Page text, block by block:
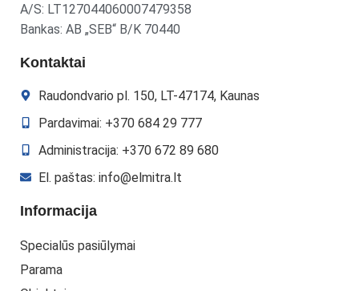
A/S: LT127044060007479358
Bankas: AB „SEB“ B/K 70440
Kontaktai
Raudondvario pl. 150, LT-47174, Kaunas
Pardavimai: +370 684 29 777
Administracija: +370 672 89 680
El. paštas: info@elmitra.lt
Informacija
Specialūs pasiūlymai
Parama